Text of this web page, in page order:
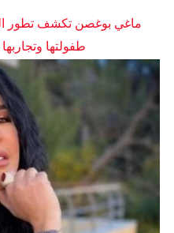
ماغي بوغصن تكشف تطور
طفولتها وتجاربها